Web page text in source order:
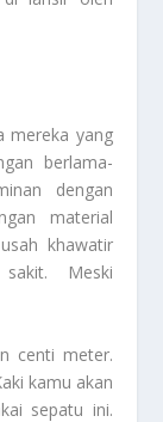
mereka yang
berlama-
dengan
material
khawatir
Meski
centi meter.
kamu akan
sepatu ini.